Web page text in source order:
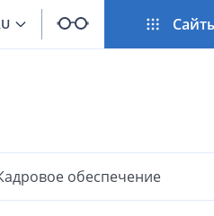
обеспечение